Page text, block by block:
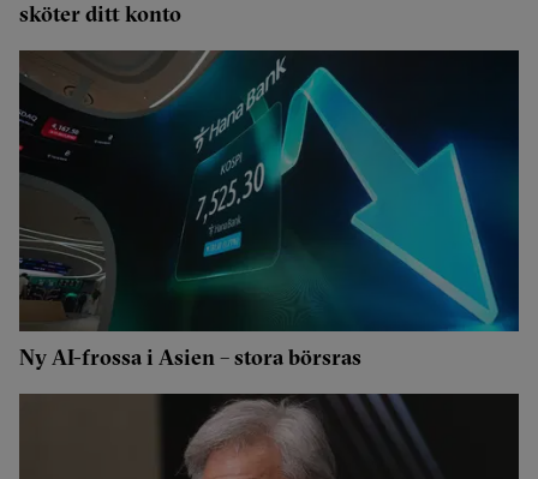
sköter ditt konto
Ny AI-frossa i Asien – stora börsras